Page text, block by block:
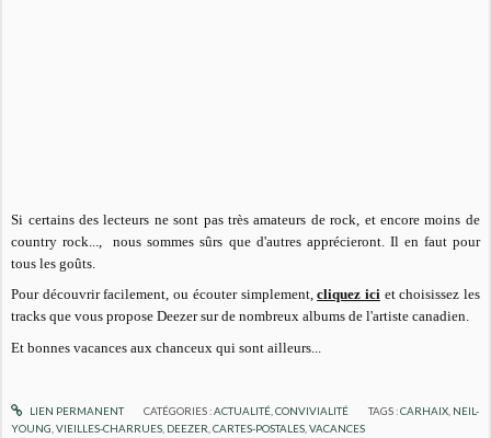
Si certains des lecteurs ne sont pas très amateurs de rock, et encore moins de
country rock..., nous sommes sûrs que d'autres apprécieront. Il en faut pour
tous les goûts.
Pour découvrir facilement, ou écouter simplement,cliquez ici et choisissez les
tracks que vous propose Deezer sur de nombreux albums de l'artiste canadien.
Et bonnes vacances aux chanceux qui sont ailleurs...
LIEN PERMANENT CATÉGORIES :ACTUALITÉ, CONVIVIALITÉ TAGS :CARHAIX NEIL-
YOUNG ,VIEILLES-CHARRUES DEEZER ,CARTES-POSTALES ,VACANCES